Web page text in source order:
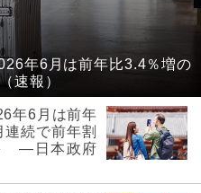
年6月は前年比3.4％増の
速報）
年6月は前年
続で前年割
―日本政府